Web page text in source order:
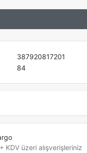
387920817201
84
KDV üzeri alışverişleriniz